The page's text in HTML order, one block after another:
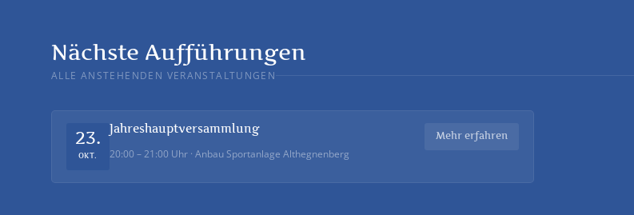
Nächste Aufführungen
ALLE ANSTEHENDEN VERANSTALTUNGEN
23.
OKT.
Jahreshauptversammlung
20:00 – 21:00 Uhr · Anbau Sportanlage Althegnenberg
Mehr erfahren